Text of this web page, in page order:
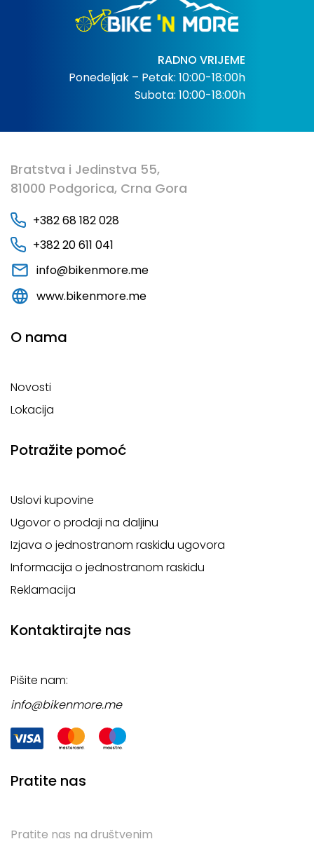
RADNO VRIJEME
Ponedeljak – Petak: 10:00-18:00h
Subota: 10:00-18:00h
Bratstva i Jedinstva 55,
81000 Podgorica, Crna Gora
+382 68 182 028
+382 20 611 041
info@bikenmore.me
www.bikenmore.me
O nama
Novosti
Lokacija
Potražite pomoć
Uslovi kupovine
Ugovor o prodaji na daljinu
Izjava o jednostranom raskidu ugovora
Informacija o jednostranom raskidu
Reklamacija
Kontaktirajte nas
Pišite nam:
info@bikenmore.me
Pratite nas
Pratite nas na društvenim